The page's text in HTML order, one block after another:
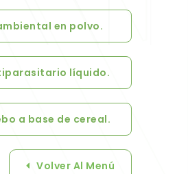
en polvo.
líquido.
a base de cereal.
Volver Al Menú